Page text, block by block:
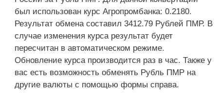
был использован курс Агропромбанка: 0.2180.
Результат обмена составил 3412.79 Рублей ПМР. В
случае изменения курса результат будет
пересчитан в автоматическом режиме.
Обновление курса производится раз в час. Также у
вас есть возможность обменять Рубль ПМР на
другие валюты с помощью формы справа.